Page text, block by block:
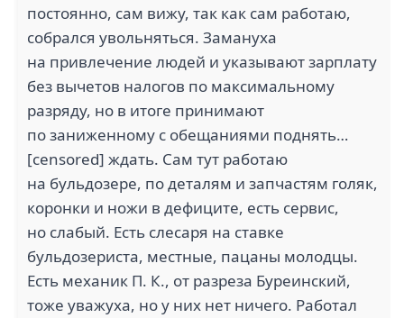
постоянно, сам вижу, так как сам работаю,
собрался увольняться. Замануха
на привлечение людей и указывают зарплату
без вычетов налогов по максимальному
разряду, но в итоге принимают
по заниженному с обещаниями поднять…
[censored] ждать. Сам тут работаю
на бульдозере, по деталям и запчастям голяк,
коронки и ножи в дефиците, есть сервис,
но слабый. Есть слесаря на ставке
бульдозериста, местные, пацаны молодцы.
Есть механик П. К., от разреза Буреинский,
тоже уважуха, но у них нет ничего. Работал